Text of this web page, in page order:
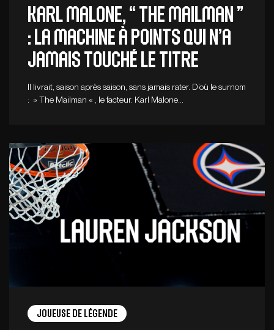
Karl Malone, “ The Mailman ”
: la machine à points qui n’a
jamais touché le titre
Il livrait, saison après saison, sans jamais rater. D’où le surnom
: » The Mailman « , le facteur. Karl Malone…
Joueuse de légende